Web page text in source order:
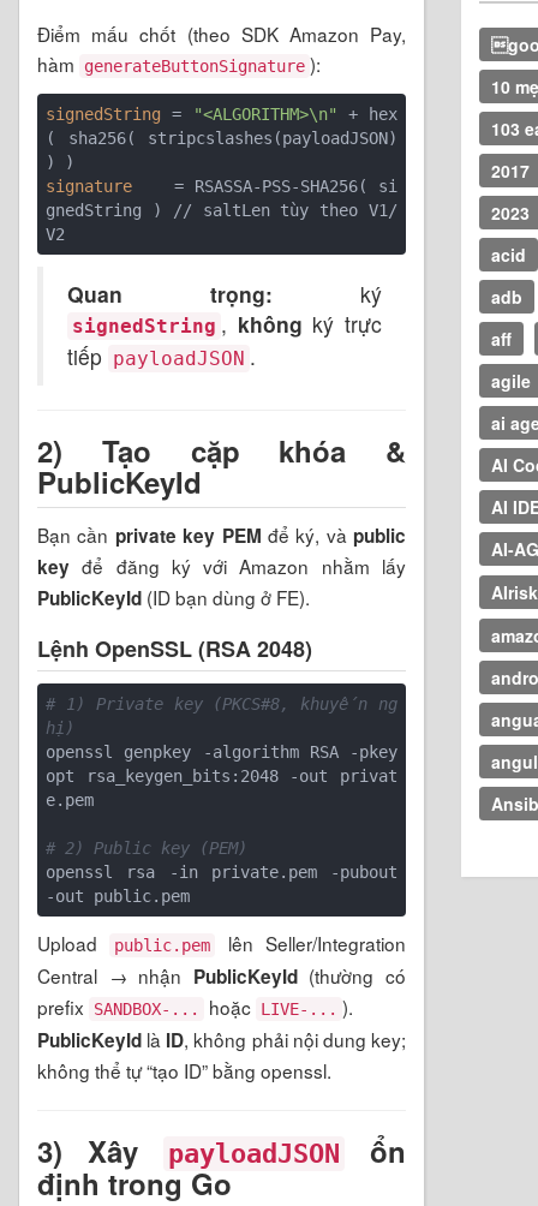
Điểm mấu chốt (theo SDK Amazon Pay,
hàm
generateButtonSignature ):
signedString = "<ALGORITHM>\n" + hex
( sha256( stripcslashes(payloadJSON)
signature
    = RSASSA-PSS-SHA256( si
gnedString ) // saltLen tùy theo V1/
Quan trọng: ký
signedString , không ký trực
tiếp payloadJSON .
2) Tạo cặp khóa &
PublicKeyId
Bạn cần private key PEM để ký, và public
key để đăng ký với Amazon nhằm lấy
PublicKeyId (ID bạn dùng ở FE).
Lệnh OpenSSL (RSA 2048)
# 1) Private key (PKCS#8, khuyến ng
hị)
openssl genpkey -algorithm RSA -pkey
opt rsa_keygen_bits:2048 -out privat
e.pem
# 2) Public key (PEM)
openssl rsa -in private.pem -pubout
Upload public.pem
lên Seller/Integration
Central → nhận PublicKeyId(thường có
prefix
SANDBOX-... hoặc LIVE-... ).
PublicKeyId là ID, không phải nội dung key;
không thể tự “tạo ID” bằng openssl.
3) Xây payloadJSON ổn
định trong Go
10
103
2017
2023
acid
adb
aff
agile
ai
AI
AI
AI-